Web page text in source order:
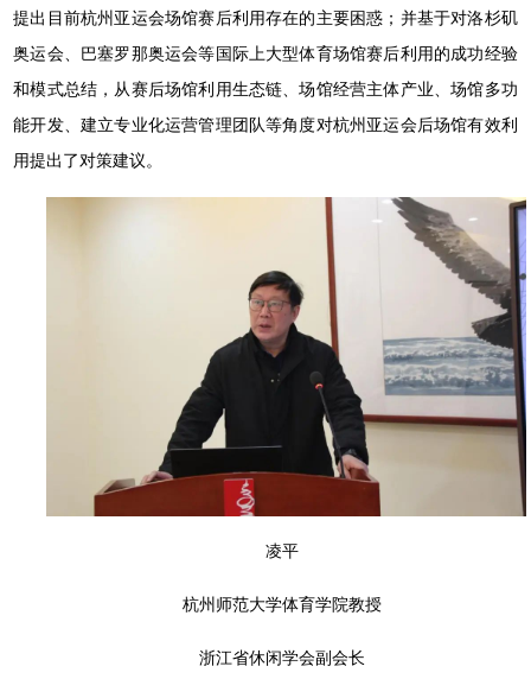
提出目前杭州亚运会场馆赛后利用存在的主要困惑；并基于对洛杉矶
奥运会、巴塞罗那奥运会等国际上大型体育场馆赛后利用的成功经验
和模式总结，从赛后场馆利用生态链、场馆经营主体产业、场馆多功
能开发、建立专业化运营管理团队等角度对杭州亚运会后场馆有效利
用提出了对策建议。
凌平
杭州师范大学体育学院教授
浙江省休闲学会副会长